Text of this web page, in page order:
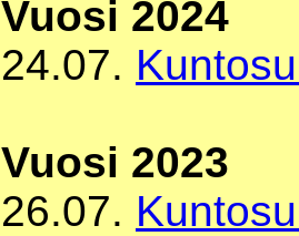
Vuosi 2024
24.07.
Vuosi 2023
26.07.